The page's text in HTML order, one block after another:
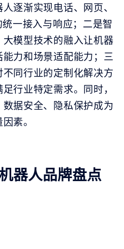
逐渐实现电话、网页、
一接入与响应；二是智
模型技术的融入让机器
力和场景适配能力；三
同行业的定制化解决方
行业特定需求。同时，
据安全、隐私保护成为
素。
器人品牌盘点